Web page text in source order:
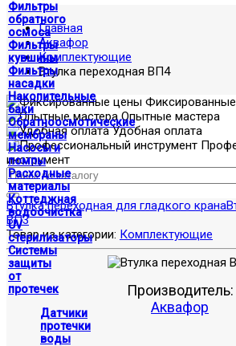
Фильтры
обратного
осмоса
Фильтры
кувшины
Фильтры
насадки
Накопительные
баки
Обратноосмотические
мембраны
Насосы и
помпы
Расходные
материалы
Коттеджная
водоочистка
UV
стерилизаторы
Системы
защиты
от
протечек
Датчики
протечки
воды
Главная
Аквафор
Комплектующие
Втулка переходная ВП4
Опытные мастера
Удобная оплата
инструмент
Втулка переходная для гладкого крана
ВП3
Товар из категории: Комплектующие
Производитель:
Аквафор